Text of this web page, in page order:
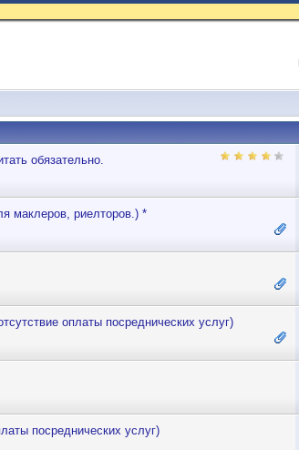
обязательно.
маклеров, риелторов.) *
оплаты посреднических услуг)
посреднических услуг)